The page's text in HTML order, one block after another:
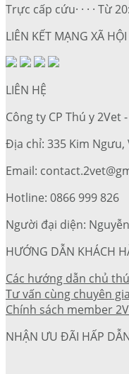
Trực cấp cứu· · · · Từ
LIÊN KẾT MẠNG XÃ HỘI
LIÊN HỆ
Công ty CP Thú y 2Vet
Địa chỉ: 335 Kim Ngưu,
Email:
Hotline: 0866 999 826
Người đại diện:
HƯỚNG DẪN KHÁCH
Các hướng dẫn chủ
Tư vấn cùng chuyên gia
Chính sách member
NHẬN ƯU ĐÃI HẤP